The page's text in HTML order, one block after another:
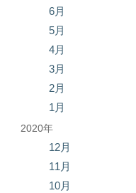
6月
5月
4月
3月
2月
1月
2020年
12月
11月
10月